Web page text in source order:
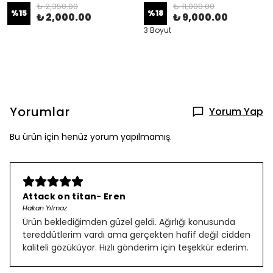
%15
₺ 2,350.00
₺ 2,000.00 %18
₺ 11,000.00
₺ 9,000.00
3 Boyut
Yorumlar Yorum Yap
Bu ürün için henüz yorum yapılmamış.
Attack on titan- Eren
Hakan Yılmaz
Ürün beklediğimden güzel geldi. Ağırlığı konusunda
tereddütlerim vardı ama gerçekten hafif değil cidden
kaliteli gözüküyor. Hızlı gönderim için teşekkür ederim.